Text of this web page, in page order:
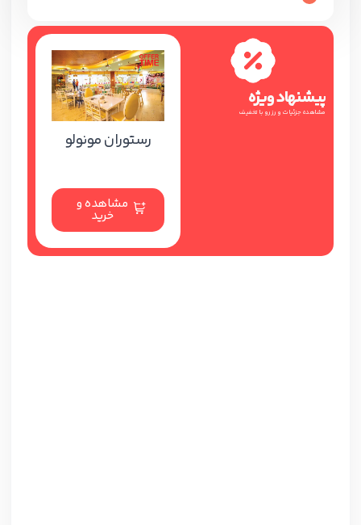
پیشنهاد ویژه
مشاهده جزئیات و رزرو با تخفیف
رستوران مونولو
مشاهده و
خرید